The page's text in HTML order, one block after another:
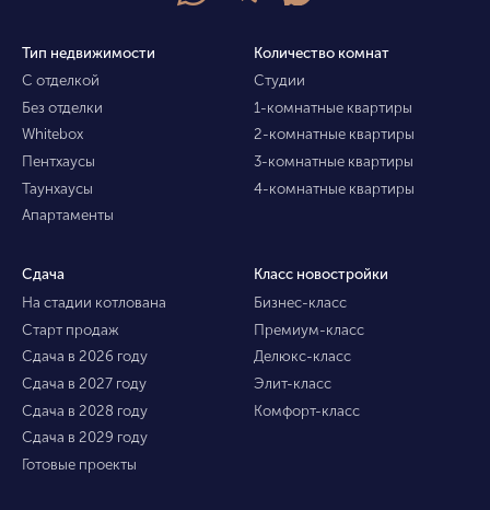
Тип недвижимости
С отделкой
Без отделки
Whitebox
Пентхаусы
Таунхаусы
Апартаменты
Количество комнат
Студии
1-комнатные квартиры
2-комнатные квартиры
3-комнатные квартиры
4-комнатные квартиры
Сдача
На стадии котлована
Старт продаж
Сдача в 2026 году
Сдача в 2027 году
Сдача в 2028 году
Сдача в 2029 году
Готовые проекты
Класс новостройки
Бизнес-класс
Премиум-класс
Делюкс-класс
Элит-класс
Комфорт-класс